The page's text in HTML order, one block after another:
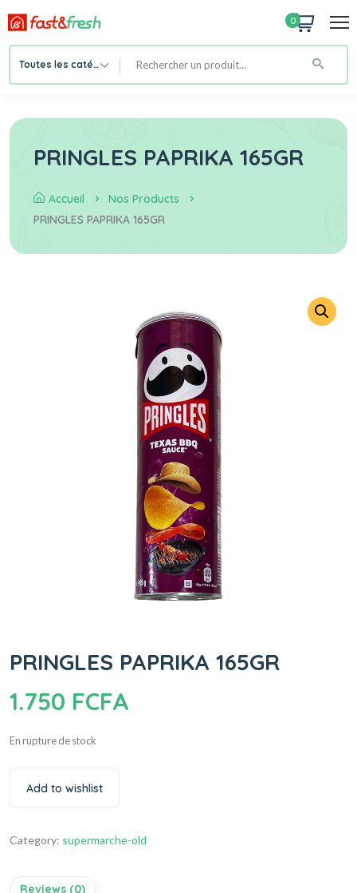
0
Toutes les catégories
PRINGLES PAPRIKA 165GR
Accueil
Nos Products
PRINGLES PAPRIKA 165GR
PRINGLES PAPRIKA 165GR
1.750 FCFA
En rupture de stock
Add to wishlist
Category: supermarche-old
Reviews (0)